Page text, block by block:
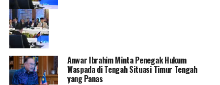
Anwar Ibrahim Minta Penegak Hukum
Waspada di Tengah Situasi Timur Tengah
yang Panas